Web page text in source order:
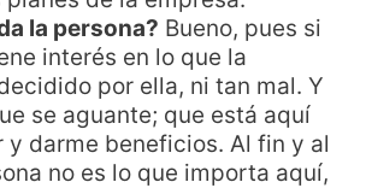
la persona? Bueno, pues si
interés en lo que la
por ella, ni tan mal. Y
se aguante; que está aquí
y darme beneficios. Al fin y al
no es lo que importa aquí,